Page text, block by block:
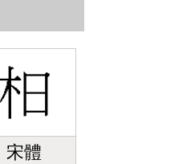
宋體